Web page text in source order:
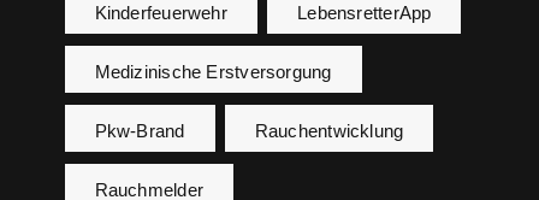
Kinderfeuerwehr LebensretterApp
Medizinische Erstversorgung
Pkw-Brand Rauchentwicklung
Rauchmelder